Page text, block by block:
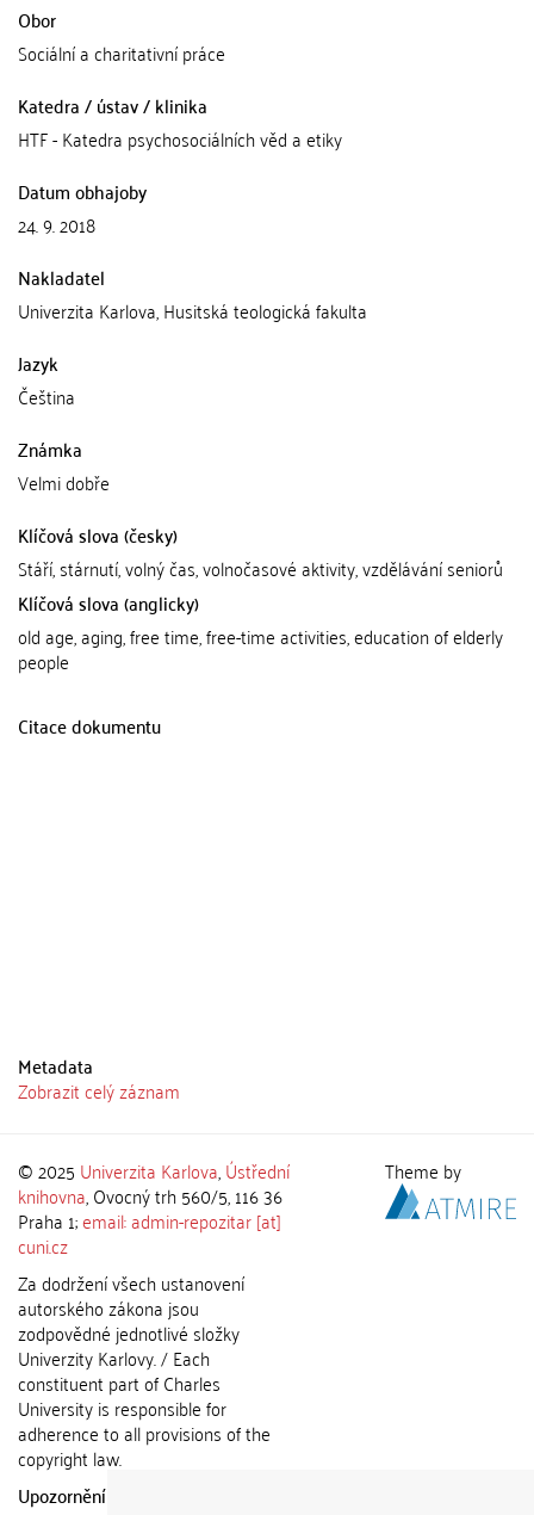
Obor
Sociální a charitativní práce
Katedra / ústav / klinika
HTF - Katedra psychosociálních věd a etiky
Datum obhajoby
24. 9. 2018
Nakladatel
Univerzita Karlova, Husitská teologická fakulta
Jazyk
Čeština
Známka
Velmi dobře
Klíčová slova (česky)
Stáří, stárnutí, volný čas, volnočasové aktivity, vzdělávání seniorů
Klíčová slova (anglicky)
old age, aging, free time, free-time activities, education of elderly
people
Citace dokumentu
Metadata
Zobrazit celý záznam
© 2025 Univerzita Karlova,Ústřední
knihovna, Ovocný trh 560/5, 116 36
Praha 1;email: admin-repozitar [at]
cuni.cz
Za dodržení všech ustanovení
autorského zákona jsou
zodpovědné jednotlivé složky
Univerzity Karlovy. / Each
constituent part of Charles
University is responsible for
adherence to all provisions of the
copyright law.
Upozornění / Notice:
Theme by